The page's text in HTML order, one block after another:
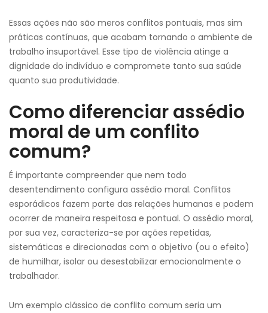
Essas ações não são meros conflitos pontuais, mas sim
práticas contínuas, que acabam tornando o ambiente de
trabalho insuportável. Esse tipo de violência atinge a
dignidade do indivíduo e compromete tanto sua saúde
quanto sua produtividade.
Como diferenciar assédio
moral de um conflito
comum?
É importante compreender que nem todo
desentendimento configura assédio moral. Conflitos
esporádicos fazem parte das relações humanas e podem
ocorrer de maneira respeitosa e pontual. O assédio moral,
por sua vez, caracteriza-se por ações repetidas,
sistemáticas e direcionadas com o objetivo (ou o efeito)
de humilhar, isolar ou desestabilizar emocionalmente o
trabalhador.
Um exemplo clássico de conflito comum seria um